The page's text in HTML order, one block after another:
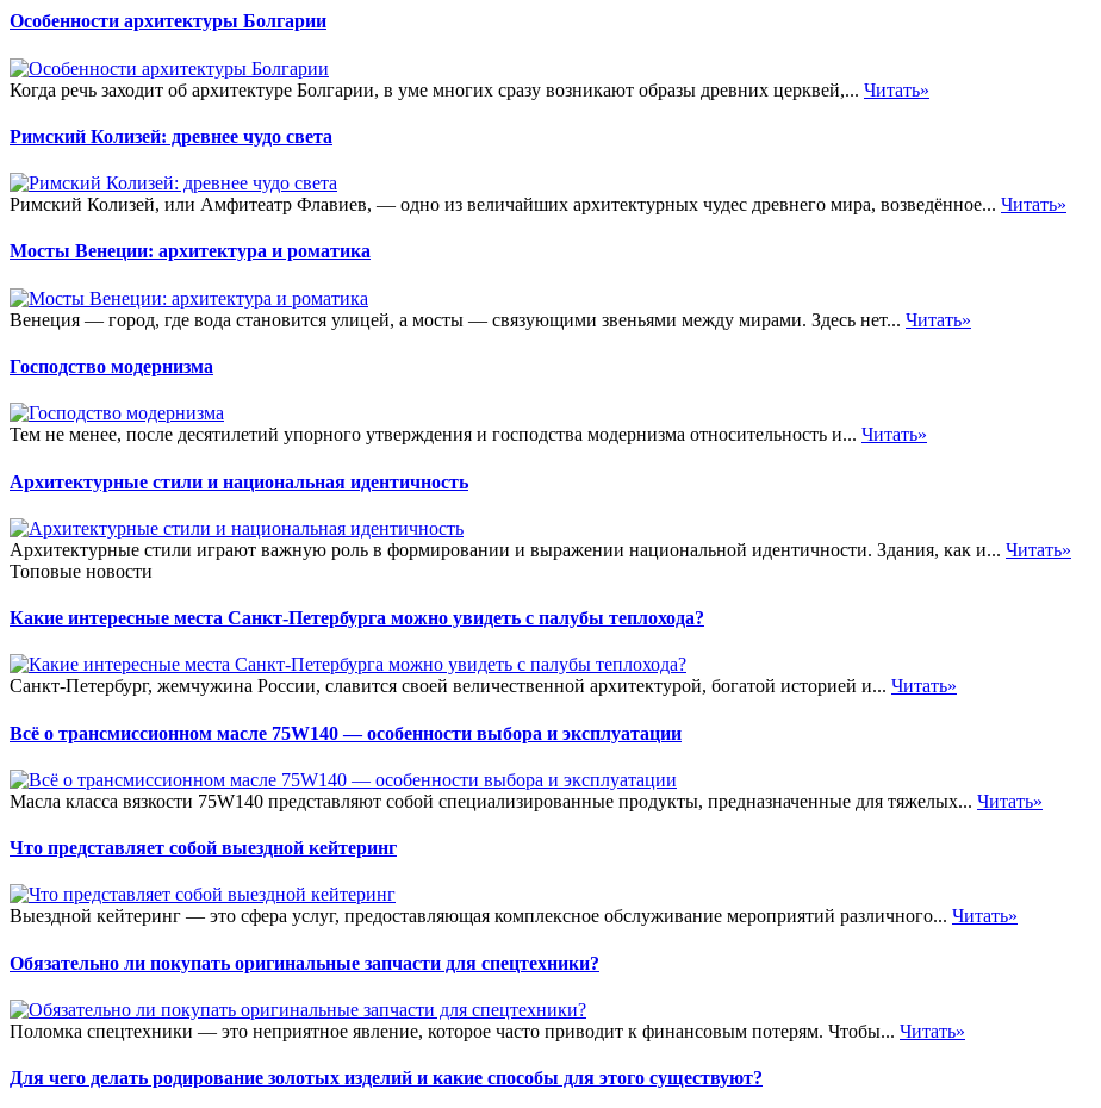
Особенности архитектуры Болгарии
Когда речь заходит об архитектуре Болгарии, в уме многих сразу возникают образы древних церквей,... Читать»
Римский Колизей: древнее чудо света
Римский Колизей, или Амфитеатр Флавиев, — одно из величайших архитектурных чудес древнего мира, возведённое... Читать»
Мосты Венеции: архитектура и роматика
Венеция — город, где вода становится улицей, а мосты — связующими звеньями между мирами. Здесь нет... Читать»
Господство модернизма
Тем не менее, после десятилетий упорного утверждения и господства модернизма относительность и... Читать»
Архитектурные стили и национальная идентичность
Архитектурные стили играют важную роль в формировании и выражении национальной идентичности. Здания, как и... Читать»
Топовые новости
Какие интересные места Санкт-Петербурга можно увидеть с палубы теплохода?
Санкт-Петербург, жемчужина России, славится своей величественной архитектурой, богатой историей и... Читать»
Всё о трансмиссионном масле 75W140 — особенности выбора и эксплуатации
Масла класса вязкости 75W140 представляют собой специализированные продукты, предназначенные для тяжелых... Читать»
Что представляет собой выездной кейтеринг
Выездной кейтеринг — это сфера услуг, предоставляющая комплексное обслуживание мероприятий различного... Читать»
Обязательно ли покупать оригинальные запчасти для спецтехники?
Поломка спецтехники — это неприятное явление, которое часто приводит к финансовым потерям. Чтобы... Читать»
Для чего делать родирование золотых изделий и какие способы для этого существуют?